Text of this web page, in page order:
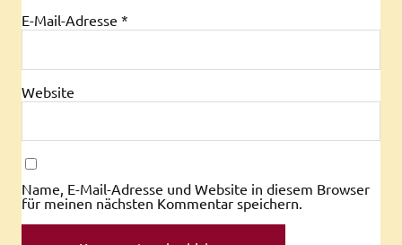
E-Mail-Adresse *
Website
Name, E-Mail-Adresse und Website in diesem Browser
für meinen nächsten Kommentar speichern.